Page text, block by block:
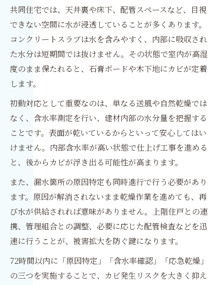
共同住宅では、天井裏や床下、配管スペースなど、目視
できない空間に水が浸透していることが多くあります。
コンクリートスラブは水を含みやすく、内部に吸収され
た水分は短期間では抜けません。その状態で室内が高湿
度のまま保たれると、石膏ボードや木下地にカビが定着
します。
初動対応として重要なのは、単なる送風や自然乾燥では
なく、含水率測定を行い、建材内部の水分量を把握する
ことです。表面が乾いているからといって安心してはい
けません。内部含水率が高い状態で仕上げ工事を進める
と、後からカビが浮き出る可能性が高まります。
また、漏水箇所の原因特定も同時進行で行う必要があり
ます。原因が解消されないまま乾燥作業を進めても、再
び水が供給されれば意味がありません。上階住戸との連
携、管理組合との調整、必要に応じた配管検査などを迅
速に行うことが、被害拡大を防ぐ鍵になります。
72時間以内に「原因特定」「含水率確認」「応急乾燥」
の三つを実施することで、カビ発生リスクを大きく抑え